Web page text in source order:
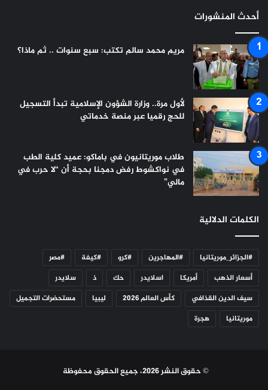
أحدث المنشورات
مريم محمد سالم تكتب: سبع سنوات .. ثم ماذا؟
لأول مرة.. وزارة الشؤون الإسلامية تبدأ التسجيل
للحج رقميا عبر منصة خدماتي
طلاب موريتانيون في باماكو: عميد كلية الطب
في نواكشوط رفض دمجنا بحجة أن “لا حرب في
مالي”
الكلمات الدلالية
#الجزائر_موريتانيا #المهاجرين #كرو #كيفة
#مصر
أسعار الذهب
أمريكا اسلايدر حك ذ
سلايدر
سيف الدين القذافي
كأس العالم 2026 ليبيا
مستحضرات التجميل
موريتانيا
هجرة
© حقوق النشر 2026، جميع الحقوق محفوظة